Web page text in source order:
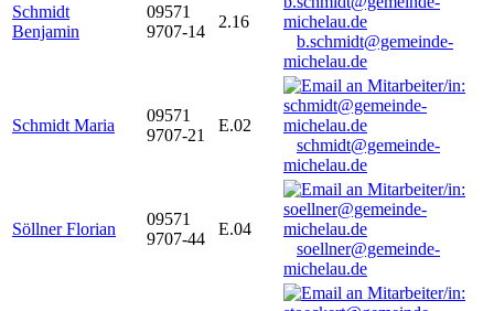
Schmidt
Benjamin
09571
9707-14
2.16
b.schmidt@gemeinde-
michelau.de
Schmidt Maria
09571
9707-21
E.02
schmidt@gemeinde-
michelau.de
Söllner Florian
09571
9707-44
E.04
soellner@gemeinde-
michelau.de